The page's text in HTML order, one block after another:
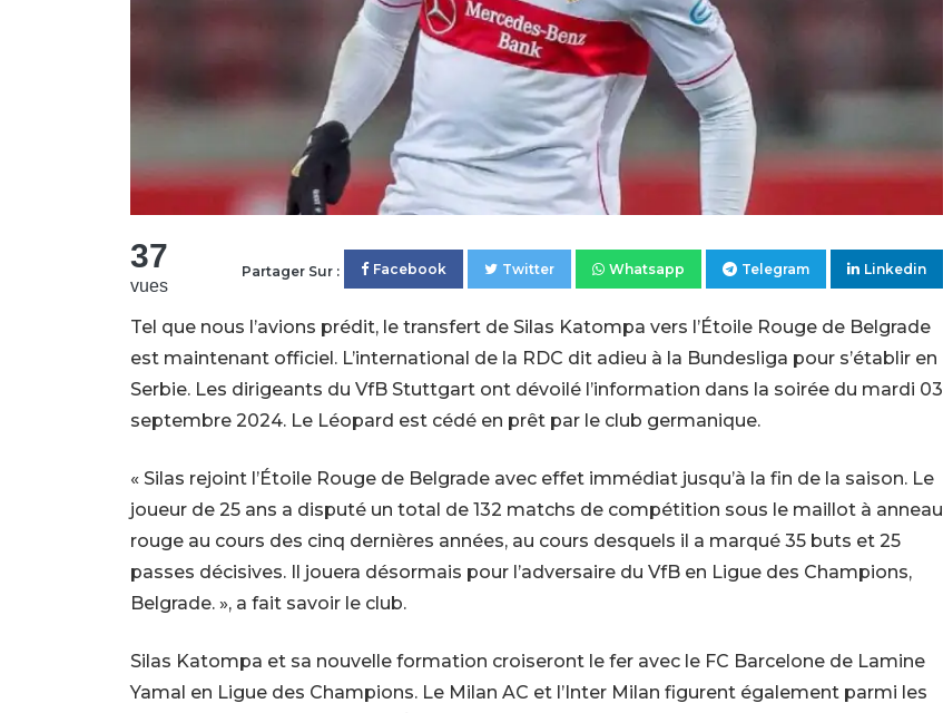
37
vues
Partager Sur : Facebook Twitter Whatsapp Telegram Linkedin
Tel que nous l’avions prédit, le transfert de Silas Katompa vers l’Étoile Rouge de Belgrade
est maintenant officiel. L’international de la RDC dit adieu à la Bundesliga pour s’établir en
Serbie. Les dirigeants du VfB Stuttgart ont dévoilé l’information dans la soirée du mardi 03
septembre 2024. Le Léopard est cédé en prêt par le club germanique.
« Silas rejoint l’Étoile Rouge de Belgrade avec effet immédiat jusqu’à la fin de la saison. Le
joueur de 25 ans a disputé un total de 132 matchs de compétition sous le maillot à anneau
rouge au cours des cinq dernières années, au cours desquels il a marqué 35 buts et 25
passes décisives. Il jouera désormais pour l’adversaire du VfB en Ligue des Champions,
Belgrade. », a fait savoir le club.
Silas Katompa et sa nouvelle formation croiseront le fer avec le FC Barcelone de Lamine
Yamal en Ligue des Champions. Le Milan AC et l’Inter Milan figurent également parmi les